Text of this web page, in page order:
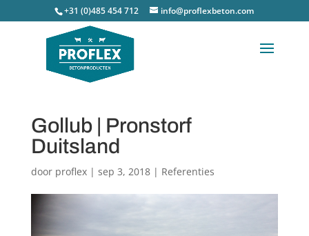
+31 (0)485 454 712 info@proflexbeton.com
Gollub | Pronstorf
Duitsland
door proflex| sep 3, 2018| Referenties